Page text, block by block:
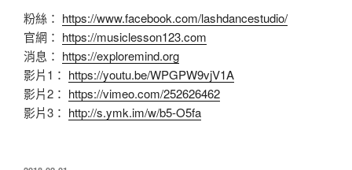
粉絲： https://www.facebook.com/lashdancestudio/
官網： https://musiclesson123.com
消息： https://exploremind.org
影片1： https://youtu.be/WPGPW9vjV1A
影片2： https://vimeo.com/252626462
影片3： http://s.ymk.im/w/b5-O5fa